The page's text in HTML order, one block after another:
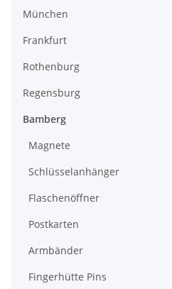
München
Frankfurt
Rothenburg
Regensburg
Bamberg
Magnete
Schlüsselanhänger
Flaschenöffner
Postkarten
Armbänder
Fingerhütte Pins